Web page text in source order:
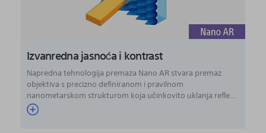
Izvanredna jasnoća i kontrast
Napredna tehnologija premaza Nano AR stvara premaz
objektiva s precizno definiranom i pravilnom
nanometarskom strukturom koja učinkovito uklanja refle...